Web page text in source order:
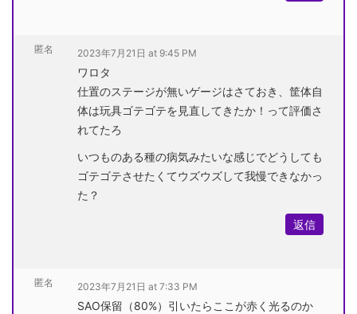
匿名 2023年7月21日 at 9:45 PM
ワロタ
仕置のステージが無いゲージはさておき、筐体自
体は玩具ゴテゴテを見直してきたか！って評価さ
れてたろ
いつものある種の病気みたいな感じでどうしても
ゴテゴテさせたくてウズウズして我慢できなかっ
た？
返信
匿名 2023年7月21日 at 7:33 PM
SAO保留（80%）引いたらここが赤く光るのか